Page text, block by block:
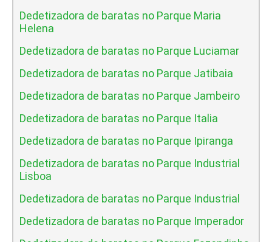
Dedetizadora de baratas no Parque Maria
Helena
Dedetizadora de baratas no Parque Luciamar
Dedetizadora de baratas no Parque Jatibaia
Dedetizadora de baratas no Parque Jambeiro
Dedetizadora de baratas no Parque Italia
Dedetizadora de baratas no Parque Ipiranga
Dedetizadora de baratas no Parque Industrial
Lisboa
Dedetizadora de baratas no Parque Industrial
Dedetizadora de baratas no Parque Imperador